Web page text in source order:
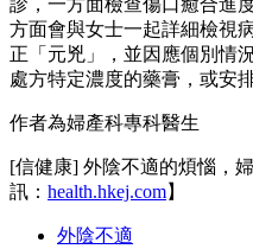
診，一方面檢查傷口癒合進
方面會與女士一起詳細檢視
正「元兇」，並因應個別情
處方特定濃度的藥膏，或安
作者為婦產科專科醫生
[信健康] 外陰不適的煩惱，
訊： health.hkej.com】
外陰不適